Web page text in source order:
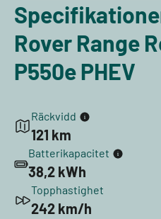
Rover Range
P550e PHEV
Räckvidd
121 km
Batterikapacitet
38,2 kWh
Topphastighet
242 km/h